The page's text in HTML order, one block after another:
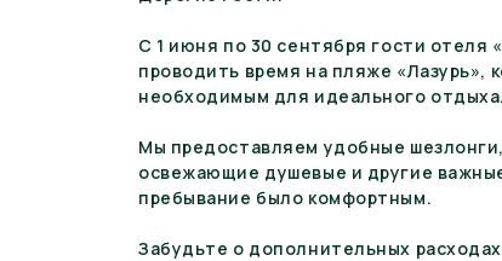
С 1 июня по 30 сентября гости отеля
проводить время на пляже «Лазурь»,
необходимым для идеального отдыха.
Мы предоставляем удобные
освежающие душевые и другие
пребывание было комфортным.
Забудьте о дополнительных